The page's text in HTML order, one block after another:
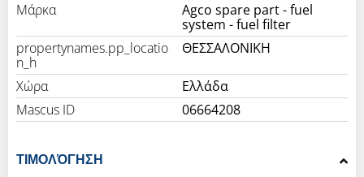
Μάρκα
Agco spare part - fuel
system - fuel filter
propertynames.pp_locatio
n_h
ΘΕΣΣΑΛΟΝΙΚΗ
Χώρα
Ελλάδα
Mascus ID
06664208
ΤΙΜΟΛΌΓΗΣΗ